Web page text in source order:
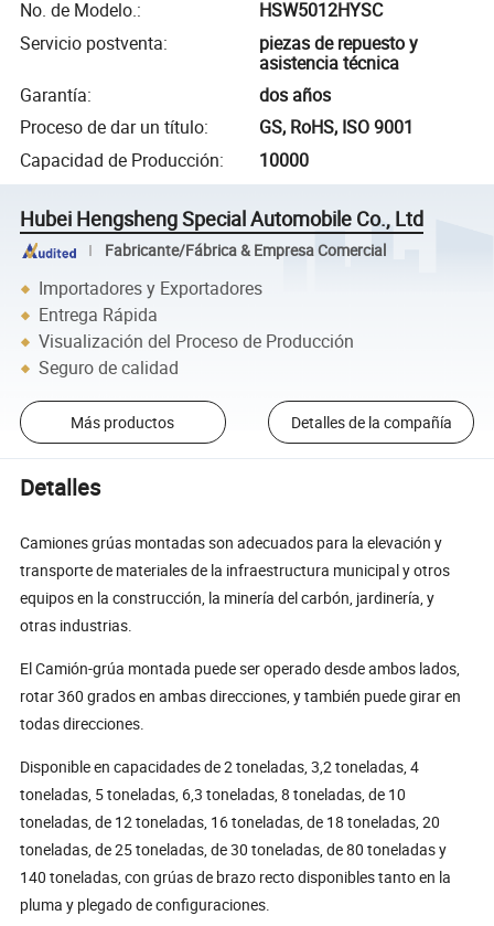
No. de Modelo.:
HSW5012HYSC
Servicio postventa:
piezas de repuesto y
asistencia técnica
Garantía:
dos años
Proceso de dar un título:
GS, RoHS, ISO 9001
Capacidad de Producción: 10000
Hubei Hengsheng Special Automobile Co., Ltd
Fabricante/Fábrica & Empresa Comercial
Importadores y Exportadores
Entrega Rápida
Visualización del Proceso de Producción
Seguro de calidad
Más productos Detalles de la compañía
Detalles
Camiones grúas montadas son adecuados para la elevación y
transporte de materiales de la infraestructura municipal y otros
equipos en la construcción, la minería del carbón, jardinería, y
otras industrias.
El Camión-grúa montada puede ser operado desde ambos lados,
rotar 360 grados en ambas direcciones, y también puede girar en
todas direcciones.
Disponible en capacidades de 2 toneladas, 3,2 toneladas, 4
toneladas, 5 toneladas, 6,3 toneladas, 8 toneladas, de 10
toneladas, de 12 toneladas, 16 toneladas, de 18 toneladas, 20
toneladas, de 25 toneladas, de 30 toneladas, de 80 toneladas y
140 toneladas, con grúas de brazo recto disponibles tanto en la
pluma y plegado de configuraciones.